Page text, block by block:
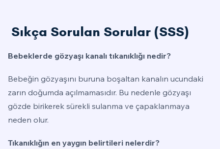
Sıkça Sorulan Sorular (SSS)
Bebeklerde gözyaşı kanalı tıkanıklığı nedir?
Bebeğin gözyaşını buruna boşaltan kanalın ucundaki
zarın doğumda açılmamasıdır. Bu nedenle gözyaşı
gözde birikerek sürekli sulanma ve çapaklanmaya
neden olur.
Tıkanıklığın en yaygın belirtileri nelerdir?